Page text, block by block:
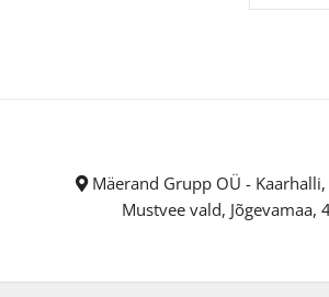
Mäerand Grupp OÜ - Kaarhalli,
Mustvee vald, Jõgevamaa,